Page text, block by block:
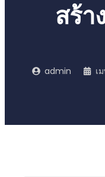
สร้า
admin เ